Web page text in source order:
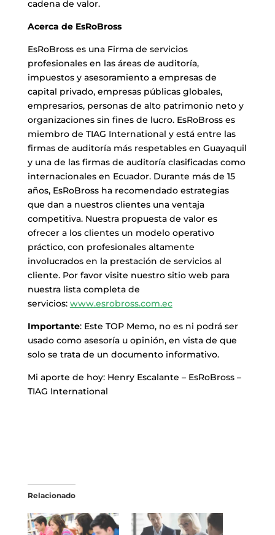
cadena de valor.
Acerca de EsRoBross
EsRoBross es una Firma de servicios
profesionales en las áreas de auditoría,
impuestos y asesoramiento a empresas de
capital privado, empresas públicas globales,
empresarios, personas de alto patrimonio neto y
organizaciones sin fines de lucro. EsRoBross es
miembro de TIAG International y está entre las
firmas de auditoría más respetables en Guayaquil
y una de las firmas de auditoría clasificadas como
internacionales en Ecuador. Durante más de 15
años, EsRoBross ha recomendado estrategias
que dan a nuestros clientes una ventaja
competitiva. Nuestra propuesta de valor es
ofrecer a los clientes un modelo operativo
práctico, con profesionales altamente
involucrados en la prestación de servicios al
cliente. Por favor visite nuestro sitio web para
nuestra lista completa de
servicios: www.esrobross.com.ec
Importante: Este TOP Memo, no es ni podrá ser
usado como asesoría u opinión, en vista de que
solo se trata de un documento informativo.
Mi aporte de hoy: Henry Escalante – EsRoBross –
TIAG International
Relacionado